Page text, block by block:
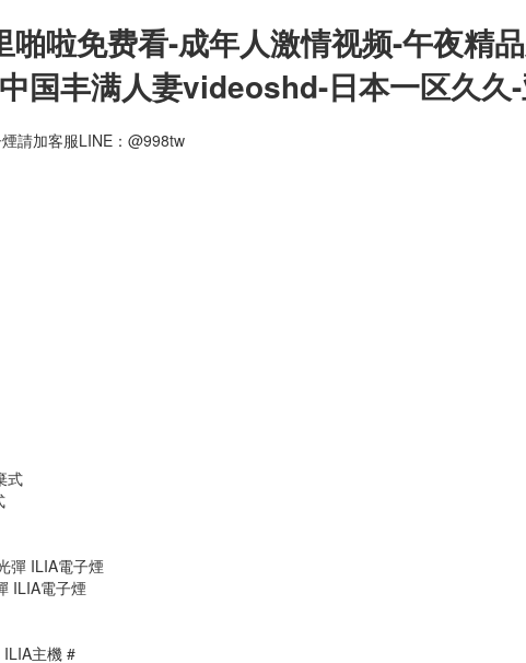
啪啦免费看-成年人激情视频-午夜精
国丰满人妻videoshd-日本一区久久
請加客服LINE：@998tw
ILIA電子煙